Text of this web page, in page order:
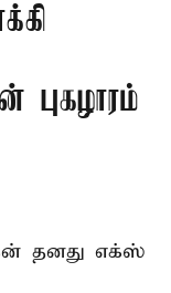
புகழாரம்
தனது எக்ஸ்